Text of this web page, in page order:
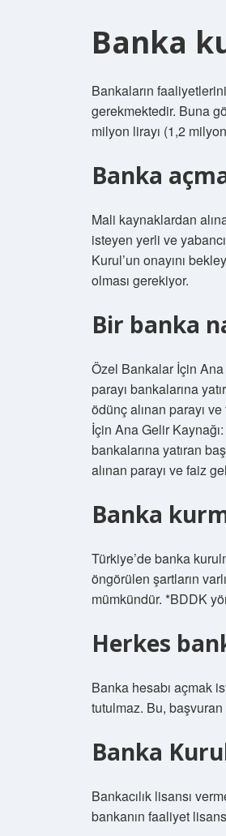
Banka
Bankaların
gerekmektedir. Buna
milyon lirayı (1,2
Banka
Mali kaynaklardan
isteyen yerli ve
Kurul’un onayını
olması gerekiyor.
Bir banka
Özel Bankalar İçin Ana
parayı bankalarına
ödünç alınan parayı
İçin Ana Gelir
bankalarına yatıran
alınan parayı ve faiz
Banka
Türkiye’de banka
öngörülen şartların
mümkündür. *BDDK
Herkes
Banka hesabı açmak
tutulmaz. Bu,
Banka
Bankacılık lisansı
bankanın faaliyet